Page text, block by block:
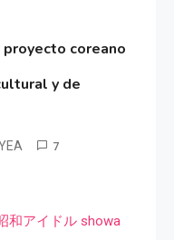
coreano
y de
7
和アイドル showa